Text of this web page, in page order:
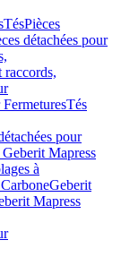
TésPièces
détachées pour
raccords,
FermeturesTés
pour
Mapress
à
Geberit
Mapress